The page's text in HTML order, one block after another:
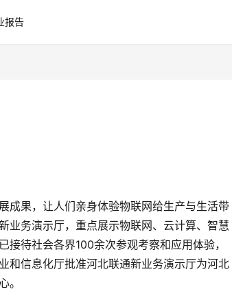
报告
成果，让人们亲身体验物联网给生产与生活带
业务演示厅，重点展示物联网、云计算、智慧
待社会各界100余次参观考察和应用体验，
和信息化厅批准河北联通新业务演示厅为河北
。